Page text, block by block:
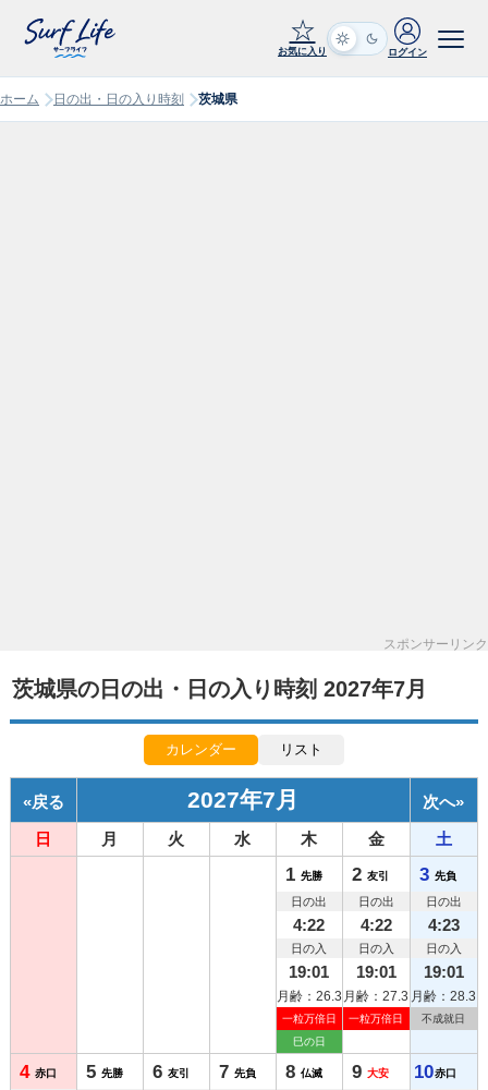
☆
お気に入り ログイン
ホーム 日の出・日の入り時刻 茨城県
スポンサーリンク
茨城県の日の出・日の入り時刻 2027年7月
カレンダー リスト
«戻る 2027年7月 次へ»
日
月 火 水 木 金 土
1 先勝
日の出
4:22
日の入
19:01
月齢：26.3
一粒万倍日
巳の日
2 友引
日の出
4:22
日の入
19:01
月齢：27.3
一粒万倍日
3 先負
日の出
4:23
日の入
19:01
月齢：28.3
不成就日
4 赤口 5 先勝 6 友引 7 先負 8 仏滅 9 大安 10赤口